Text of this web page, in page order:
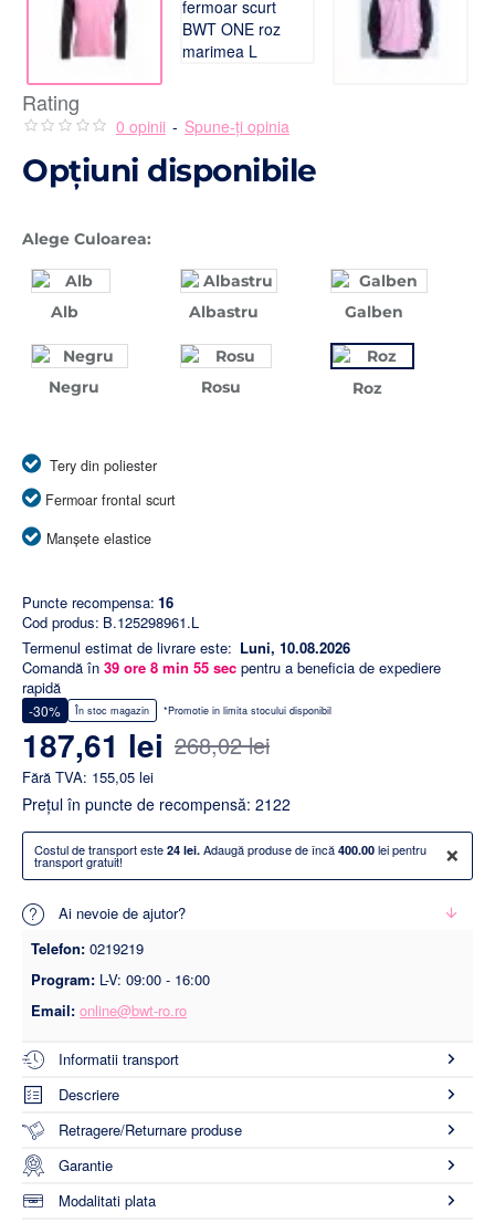
Tery din poliester
Fermoar frontal scurt
Manșete elastice
Rating
0 opinii - Spune-ţi opinia
Opţiuni disponibile
Alege Culoarea:
Alb Albastru Galben
Negru Rosu Roz
Termenul estimat de livrare este: Luni, 10.08.2026
Puncte recompensa: 16
Cod produs: B.125298961.L
Comandă în 39 ore 8 min 54 sec pentru a beneficia de expediere
rapidă
În stoc magazin *Promotie in limita stocului disponibil
-30%
187,61 lei 268,02 lei
Fără TVA: 155,05 lei
Preţul în puncte de recompensă: 2122
×
Costul de transport este 24 lei. Adaugă produse de încă 400.00 lei pentru
transport gratuit!
Ai nevoie de ajutor?
Telefon: 0219219
Program: L-V: 09:00 - 16:00
Email: online@bwt-ro.ro
Informatii transport
Descriere
Retragere/Returnare produse
Garantie
Modalitati plata